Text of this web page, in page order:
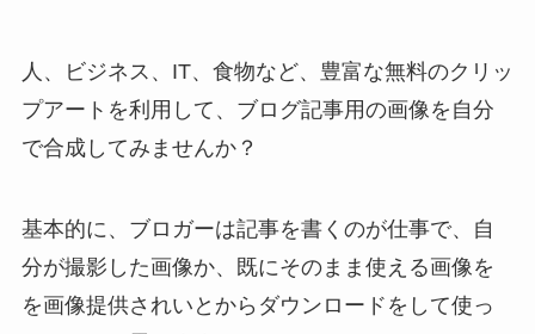
人、ビジネス、IT、食物など、豊富な無料のクリッ
プアートを利用して、ブログ記事用の画像を自分
で合成してみませんか？
基本的に、ブロガーは記事を書くのが仕事で、自
分が撮影した画像か、既にそのまま使える画像を
を画像提供されいとからダウンロードをして使っ